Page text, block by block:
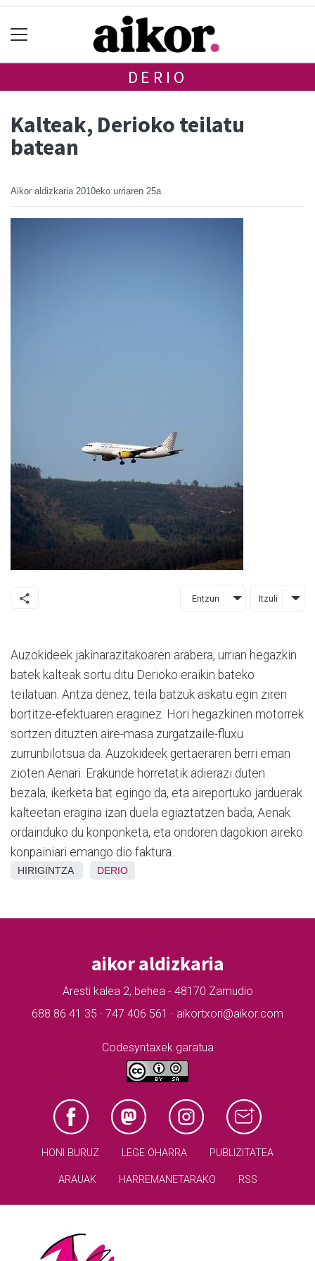
DERIO
Kalteak, Derioko teilatu
batean
Aikor aldizkaria 2010eko urriaren 25a
Entzun Itzuli
Auzokideek jakinarazitakoaren arabera, urrian hegazkin
batek kalteak sortu ditu Derioko eraikin bateko
teilatuan. Antza denez, teila batzuk askatu egin ziren
bortitze-efektuaren eraginez. Hori hegazkinen motorrek
sortzen dituzten aire-masa zurgatzaile-fluxu
zurrunbilotsua da. Auzokideek gertaeraren berri eman
zioten Aenari. Erakunde horretatik adierazi duten
bezala, ikerketa bat egingo da, eta aireportuko jarduerak
kalteetan eragina izan duela egiaztatzen bada, Aenak
ordainduko du konponketa, eta ondoren dagokion aireko
konpainiari emango dio faktura..
HIRIGINTZA DERIO
aikor aldizkaria
Aresti kalea 2, behea - 48170 Zamudio
688 86 41 35 · 747 406 561 · aikortxori@aikor.com
Codesyntaxek garatua
HONI BURUZ LEGE OHARRA PUBLIZITATEA
ARAUAK HARREMANETARAKO RSS